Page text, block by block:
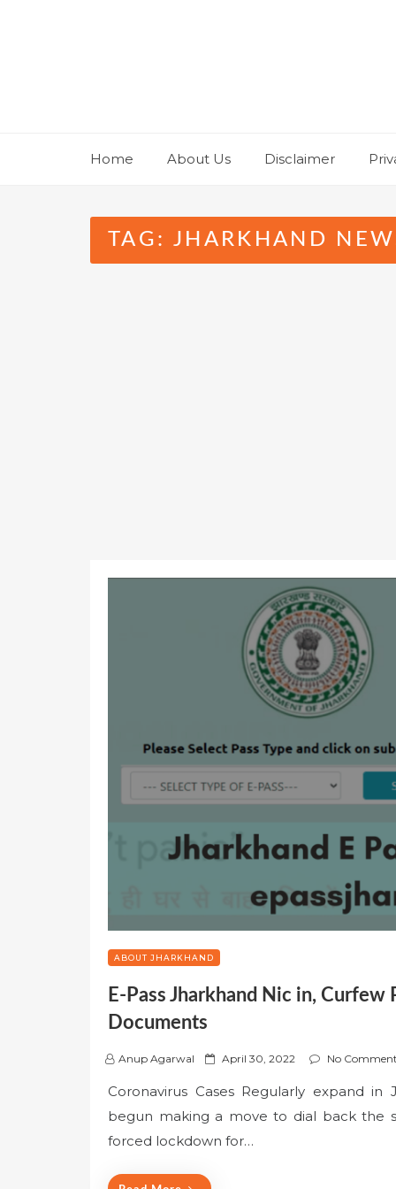
Home About Us Disclaimer
TAG: JHARKHAND
ABOUT JHARKHAND
E-Pass Jharkhand Nic in,
Documents
Anup Agarwal
P
s
t
e
April 30, 2022 No
Coronavirus Cases Regularly expand
begun making a move to dial back the
forced lockdown for…